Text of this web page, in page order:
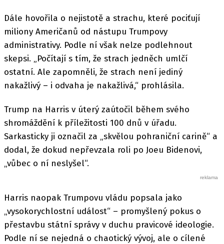
Dále hovořila o nejistotě a strachu, které pociťují
miliony Američanů od nástupu Trumpovy
administrativy. Podle ní však nelze podlehnout
skepsi. „Počítají s tím, že strach jedněch umlčí
ostatní. Ale zapomněli, že strach není jediný
nakažlivý – i odvaha je nakažlivá,“ prohlásila.
Trump na Harris v úterý zaútočil během svého
shromáždění k příležitosti 100 dnů v úřadu.
Sarkasticky ji označil za „skvělou pohraniční carině“ a
dodal, že dokud nepřevzala roli po Joeu Bidenovi,
„vůbec o ní neslyšel“.
Harris naopak Trumpovu vládu popsala jako
„vysokorychlostní událost“ – promyšlený pokus o
přestavbu státní správy v duchu pravicové ideologie.
Podle ní se nejedná o chaotický vývoj, ale o cílené